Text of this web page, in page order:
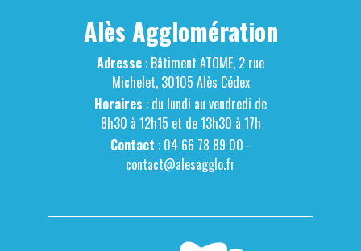
Alès Agglomération
Adresse : Bâtiment ATOME, 2 rue
Michelet, 30105 Alès Cédex
Horaires : du lundi au vendredi de
8h30 à 12h15 et de 13h30 à 17h
Contact : 04 66 78 89 00 -
contact@alesagglo.fr